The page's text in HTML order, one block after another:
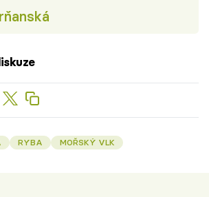
RYBA MOŘSKÝ VLK